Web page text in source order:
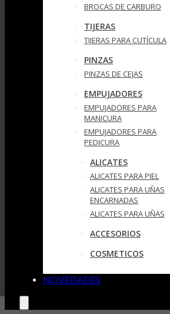
BROCAS DE CARBURO
TIJERAS
TIJERAS PARA CUTÍCULA
PINZAS
PINZAS DE CEJAS
EMPUJADORES
EMPUJADORES PARA
MANICURA
EMPUJADORES PARA
PEDICURA
ALICATES
ALICATES PARA PIEL
ALICATES PARA UÑAS
ENCARNADAS
ALICATES PARA UÑAS
ACCESORIOS
COSMETICOS
NOVEDADES